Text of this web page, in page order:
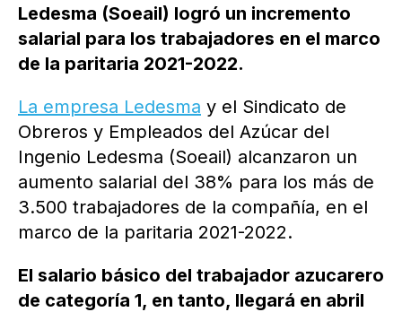
Ledesma (Soeail) logró un incremento
salarial para los trabajadores en el marco
de la paritaria 2021-2022.
La empresa Ledesma y el Sindicato de
Obreros y Empleados del Azúcar del
Ingenio Ledesma (Soeail) alcanzaron un
aumento salarial del 38% para los más de
3.500 trabajadores de la compañía, en el
marco de la paritaria 2021-2022.
El salario básico del trabajador azucarero
de categoría 1, en tanto, llegará en abril